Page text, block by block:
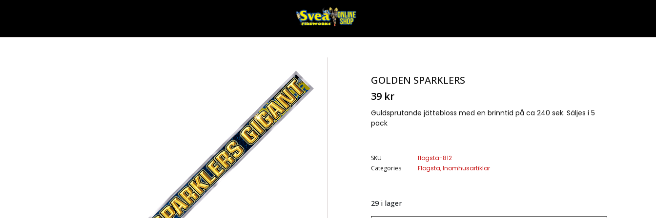
GOLDEN SPARKLERS
39 kr
Guldsprutande jättebloss med en brinntid på ca 240 sek. Säljes i 5
pack
SKU
flogsta-812
Categories
Flogsta,Inomhusartiklar
29 i lager